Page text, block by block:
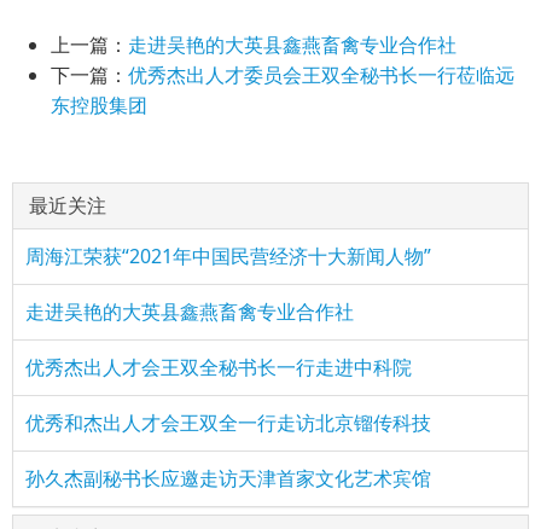
上一篇： 走进吴艳的大英县鑫燕畜禽专业合作社
下一篇： 优秀杰出人才委员会王双全秘书长一行莅临远
东控股集团
最近关注
周海江荣获“2021年中国民营经济十大新闻人物”
走进吴艳的大英县鑫燕畜禽专业合作社
优秀杰出人才会王双全秘书长一行走进中科院
优秀和杰出人才会王双全一行走访北京镏传科技
孙久杰副秘书长应邀走访天津首家文化艺术宾馆